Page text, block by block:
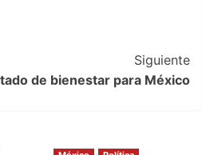
Siguiente
de bienestar para México